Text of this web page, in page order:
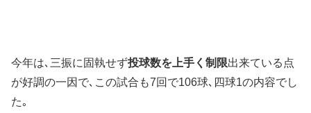
今年は､三振に固執せず投球数を上手く制限出来ている点
が好調の一因で､この試合も7回で106球､四球1の内容でし
た｡